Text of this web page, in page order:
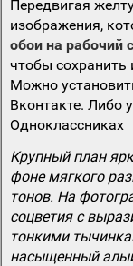
Передвигая
изображения,
обои на рабочий
чтобы сохранить
Можно
Вконтакте. Либо
Одноклассниках
Крупный план
фоне мягкого
тонов. На
соцветия с
тонкими
насыщенный